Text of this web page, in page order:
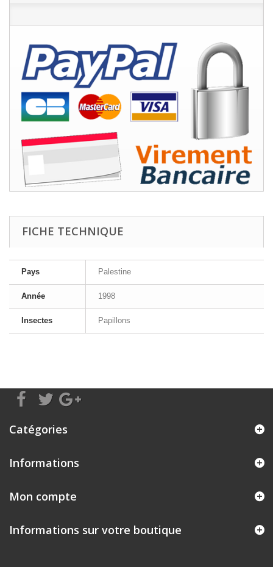
FICHE TECHNIQUE
Pays Palestine
Année 1998
Insectes Papillons
Catégories
Informations
Mon compte
Informations sur votre boutique